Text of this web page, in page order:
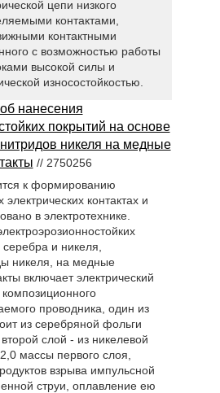
цепи низкого
контактами,
контактными
с возможностью работы
высокой силы и
износостойкостью.
нанесения
покрытий на основе
никеля на медные
// 2750256
к формированию
контактах и
в электротехнике.
и никеля,
никеля, на медные
включает электрический
проводника, один из
из серебряной фольги
слой - из никелевой
массы первого слоя,
взрыва импульсной
струи, оплавление ею